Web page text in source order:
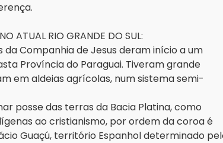
ATUAL RIO GRANDE DO SUL:
da Companhia de Jesus deram início a um
Província do Paraguai. Tiveram grande
em aldeias agrícolas, num sistema semi-
posse das terras da Bacia Platina, como
ao cristianismo, por ordem da coroa é
Guaçú, território Espanhol determinado